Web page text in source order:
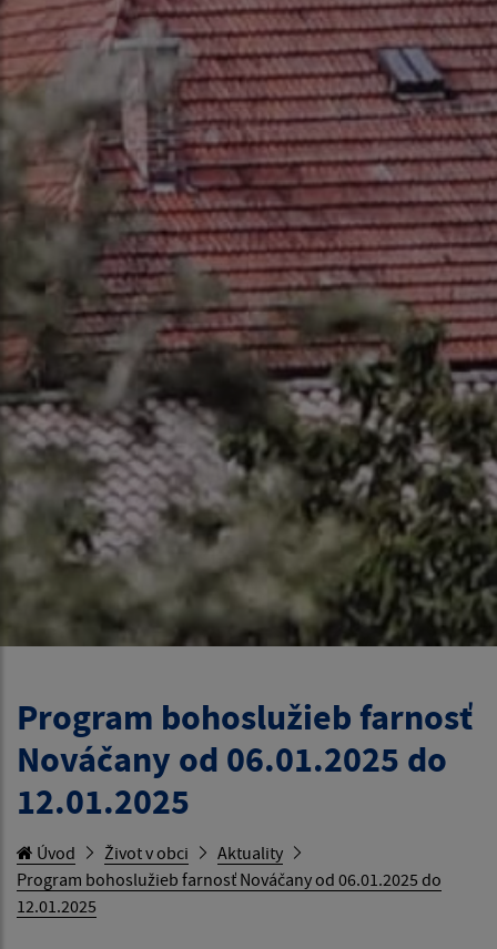
Program bohoslužieb farnosť
Nováčany od 06.01.2025 do
12.01.2025
Úvod Život v obci
Aktuality
Program bohoslužieb farnosť Nováčany od 06.01.2025 do
12.01.2025